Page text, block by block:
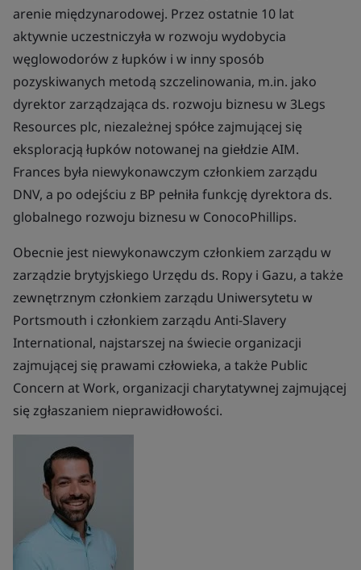
arenie międzynarodowej. Przez ostatnie 10 lat
aktywnie uczestniczyła w rozwoju wydobycia
węglowodorów z łupków i w inny sposób
pozyskiwanych metodą szczelinowania, m.in. jako
dyrektor zarządzająca ds. rozwoju biznesu w 3Legs
Resources plc, niezależnej spółce zajmującej się
eksploracją łupków notowanej na giełdzie AIM.
Frances była niewykonawczym członkiem zarządu
DNV, a po odejściu z BP pełniła funkcję dyrektora ds.
globalnego rozwoju biznesu w ConocoPhillips.
Obecnie jest niewykonawczym członkiem zarządu w
zarządzie brytyjskiego Urzędu ds. Ropy i Gazu, a także
zewnętrznym członkiem zarządu Uniwersytetu w
Portsmouth i członkiem zarządu Anti-Slavery
International, najstarszej na świecie organizacji
zajmującej się prawami człowieka, a także Public
Concern at Work, organizacji charytatywnej zajmującej
się zgłaszaniem nieprawidłowości.